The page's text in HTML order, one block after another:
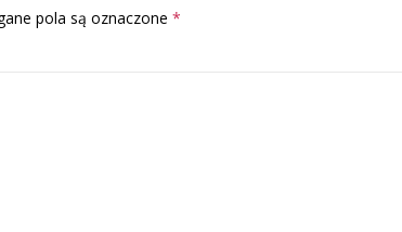
pola są oznaczone *